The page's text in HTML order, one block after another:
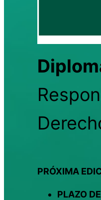
PRÓXIMA
PLAZO